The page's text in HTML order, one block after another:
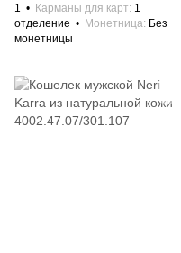
1
Карманы для карт 1
отделение
Монетница Без
монетницы